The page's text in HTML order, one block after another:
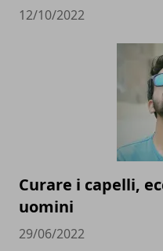
12/10/2022
Curare i capelli,
uomini
29/06/2022